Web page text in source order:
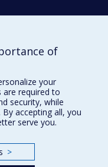
of
your
are required to
security, while
accepting all, you
serve you.
>